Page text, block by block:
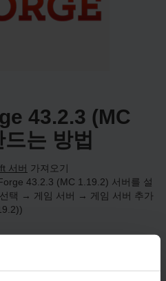
43.2.3 (MC
는 방법
서버 가져오기
43.2.3 (MC 1.19.2) 서버를 설
택 → 게임 서버 → 게임 서버 추가